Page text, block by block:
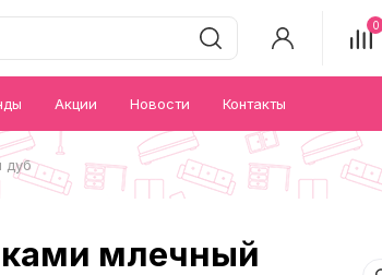
0
Акции Новости Контакты
дуб
млечный